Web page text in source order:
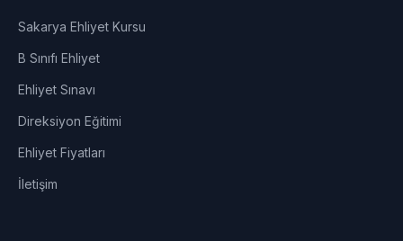
Sakarya Ehliyet Kursu
B Sınıfı Ehliyet
Ehliyet Sınavı
Direksiyon Eğitimi
Ehliyet Fiyatları
İletişim